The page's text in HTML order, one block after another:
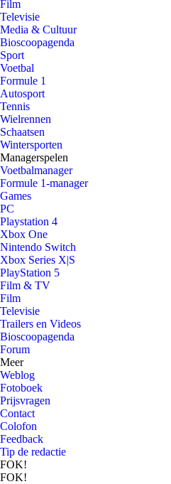
Film
Televisie
Media & Cultuur
Bioscoopagenda
Sport
Voetbal
Formule 1
Autosport
Tennis
Wielrennen
Schaatsen
Wintersporten
Managerspelen
Voetbalmanager
Formule 1-manager
Games
PC
Playstation 4
Xbox One
Nintendo Switch
Xbox Series X|S
PlayStation 5
Film & TV
Film
Televisie
Trailers en Videos
Bioscoopagenda
Forum
Meer
Weblog
Fotoboek
Prijsvragen
Contact
Colofon
Feedback
Tip de redactie
FOK!
FOK!